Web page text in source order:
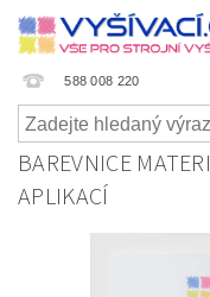
588 008 220
BAREVNICE
APLIKACÍ